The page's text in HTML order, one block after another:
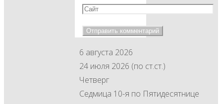
6 августа 2026
24 июля 2026 (по ст.ст.)
Четверг
Седмица 10-я по Пятидесятнице